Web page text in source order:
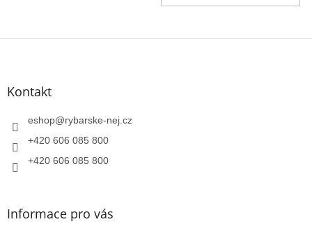
Z
Kontakt
eshop@rybarske-nej.cz
+420 606 085 800
+420 606 085 800
Informace pro vás